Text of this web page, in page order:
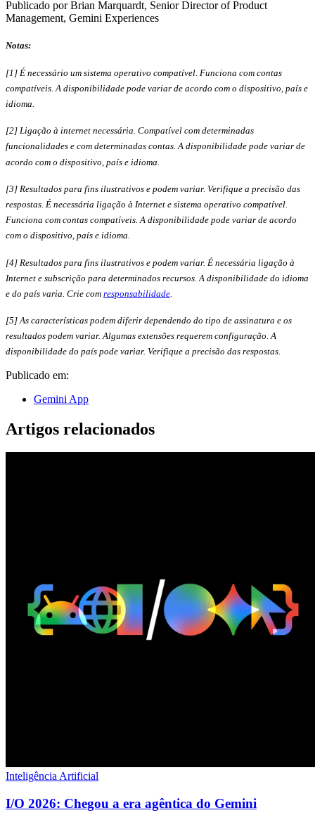
Publicado por Brian Marquardt, Senior Director of Product
Management, Gemini Experiences
Notas:
[1] É necessário um sistema operativo compatível. Funciona com contas
compatíveis. A disponibilidade pode variar de acordo com o dispositivo, país e
idioma.
[2] Ligação à internet necessária. Compatível com determinadas
funcionalidades e com determinadas contas. A disponibilidade pode variar de
acordo com o dispositivo, país e idioma.
[3] Resultados para fins ilustrativos e podem variar. Verifique a precisão das
respostas. É necessária ligação à Internet e sistema operativo compatível.
Funciona com contas compatíveis. A disponibilidade pode variar de acordo
com o dispositivo, país e idioma.
[4] Resultados para fins ilustrativos e podem variar. É necessária ligação à
Internet e subscrição para determinados recursos. A disponibilidade do idioma
e do país varia. Crie com responsabilidade.
[5] As características podem diferir dependendo do tipo de assinatura e os
resultados podem variar. Algumas extensões requerem configuração. A
disponibilidade do país pode variar. Verifique a precisão das respostas.
Publicado em:
Gemini App
Artigos relacionados
Inteligência Artificial
I/O 2026: Chegou a era agêntica do Gemini